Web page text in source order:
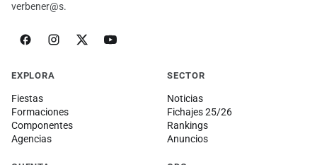
verbener@s.
EXPLORA
Fiestas
Formaciones
Componentes
Agencias
SECTOR
Noticias
Fichajes 25/26
Rankings
Anuncios